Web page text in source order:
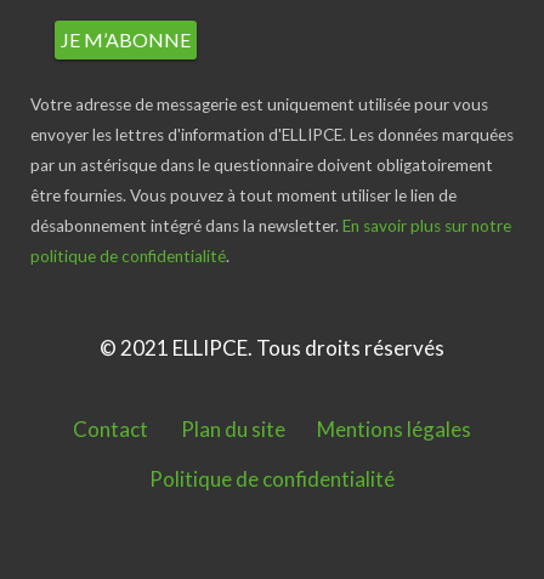
Votre adresse de messagerie est uniquement utilisée pour vous
envoyer les lettres d'information d'ELLIPCE. Les données marquées
par un astérisque dans le questionnaire doivent obligatoirement
être fournies. Vous pouvez à tout moment utiliser le lien de
désabonnement intégré dans la newsletter. En savoir plus sur notre
politique de confidentialité.
© 2021 ELLIPCE. Tous droits réservés
Contact Plan du site
Mentions légales
Politique de confidentialité